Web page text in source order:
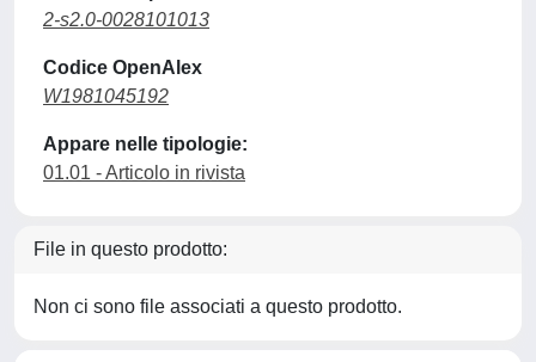
2-s2.0-0028101013
Codice OpenAlex
W1981045192
Appare nelle tipologie:
01.01 - Articolo in rivista
File in questo prodotto:
Non ci sono file associati a questo prodotto.